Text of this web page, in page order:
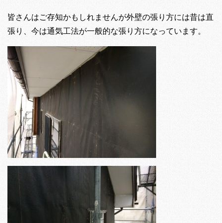
皆さんはご存知かもしれませんが外壁の張り方には昔は直
張り、今は通気工法が一般的な張り方になっています。